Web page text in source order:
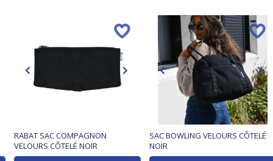
RABAT SAC COMPAGNON
VELOURS CÔTELÉ NOIR
SAC BOWLING VELOURS CÔTELÉ
NOIR